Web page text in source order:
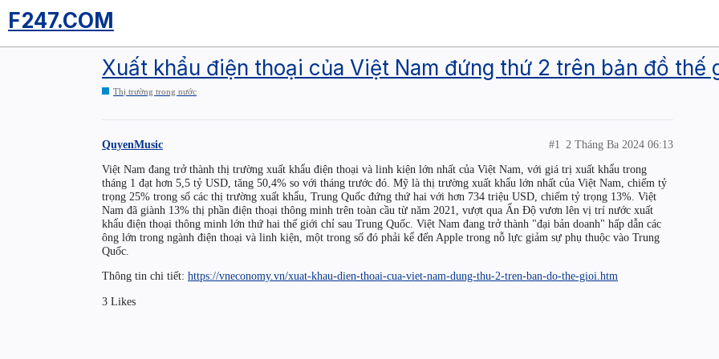
F247.COM
Xuất khẩu điện thoại của Việt Nam đứng thứ 2 trên bản đồ thế
Thị trường trong nước
QuyenMusic 2 Tháng Ba 2024 06:13
#1
Việt Nam đang trở thành thị trường xuất khẩu điện thoại và linh kiện lớn nhất của Việt Nam, với giá trị xuất khẩu trong
tháng 1 đạt hơn 5,5 tỷ USD, tăng 50,4% so với tháng trước đó. Mỹ là thị trường xuất khẩu lớn nhất của Việt Nam, chiếm tỷ
trọng 25% trong số các thị trường xuất khẩu, Trung Quốc đứng thứ hai với hơn 734 triệu USD, chiếm tỷ trọng 13%. Việt
Nam đã giành 13% thị phần điện thoại thông minh trên toàn cầu từ năm 2021, vượt qua Ấn Độ vươn lên vị trí nước xuất
khẩu điện thoại thông minh lớn thứ hai thế giới chỉ sau Trung Quốc. Việt Nam đang trở thành "đại bản doanh" hấp dẫn các
ông lớn trong ngành điện thoại và linh kiện, một trong số đó phải kể đến Apple trong nỗ lực giảm sự phụ thuộc vào Trung
Quốc.
Thông tin chi tiết: https://vneconomy.vn/xuat-khau-dien-thoai-cua-viet-nam-dung-thu-2-tren-ban-do-the-gioi.htm
3 Likes